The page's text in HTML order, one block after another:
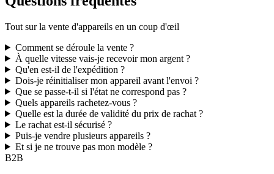
Tout sur la vente d'appareils en un coup d'œil
Comment se déroule la vente ?
À quelle vitesse vais-je recevoir mon argent ?
Qu'en est-il de l'expédition ?
Dois-je réinitialiser mon appareil avant l'envoi ?
Que se passe-t-il si l'état ne correspond pas ?
Quels appareils rachetez-vous ?
Quelle est la durée de validité du prix de rachat ?
Le rachat est-il sécurisé ?
Puis-je vendre plusieurs appareils ?
Et si je ne trouve pas mon modèle ?
B2B